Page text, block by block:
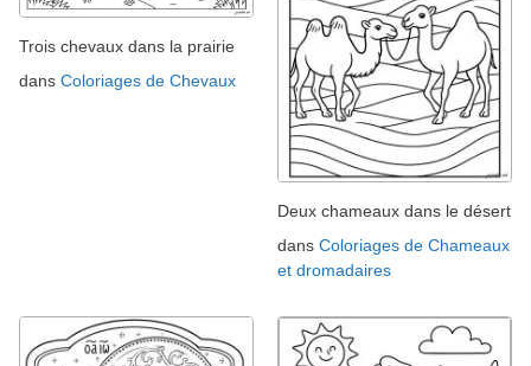
Trois chevaux dans la prairie
dans Coloriages de Chevaux
Deux chameaux dans le désert
dans Coloriages de Chameaux
et dromadaires